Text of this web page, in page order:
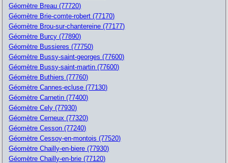
Géomètre Breau (77720)
Géomètre Brie-comte-robert (77170)
Géomètre Brou-sur-chantereine (77177)
Géomètre Burcy (77890)
Géomètre Bussieres (77750)
Géomètre Bussy-saint-georges (77600)
Géomètre Bussy-saint-martin (77600)
Géomètre Buthiers (77760)
Géomètre Cannes-ecluse (77130)
Géomètre Carnetin (77400)
Géomètre Cely (77930)
Géomètre Cerneux (77320)
Géomètre Cesson (77240)
Géomètre Cessoy-en-montois (77520)
Géomètre Chailly-en-biere (77930)
Géomètre Chailly-en-brie (77120)